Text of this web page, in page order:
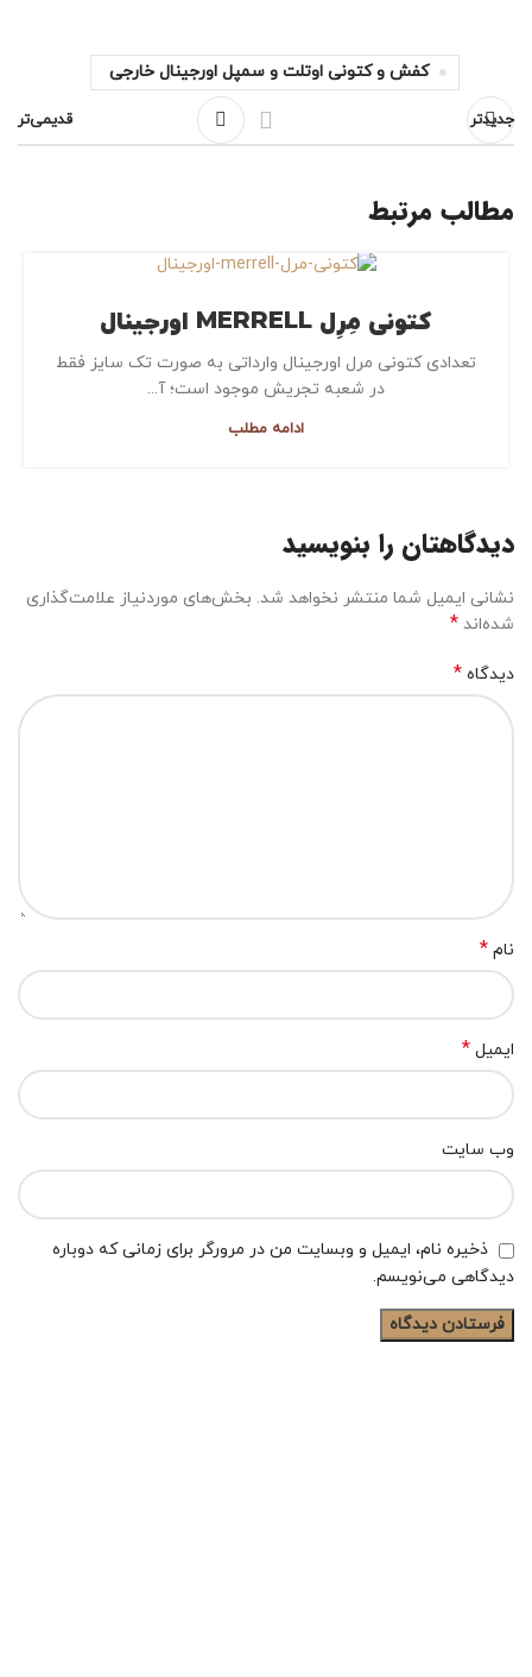
کفش و کتونی اوتلت و سمپل اورجینال خارجی
جدیدتر قدیمی‌تر
مطالب مرتبط
کتونی مِرِل MERRELL اورجینال
تعدادی کتونی مرل اورجینال وارداتی به صورت تک سایز فقط
در شعبه تجریش موجود است؛ آ...
ادامه مطلب
دیدگاهتان را بنویسید
نشانی ایمیل شما منتشر نخواهد شد. بخش‌های موردنیاز علامت‌گذاری
شده‌اند *
دیدگاه *
نام *
ایمیل *
وب‌ سایت
ذخیره نام، ایمیل و وبسایت من در مرورگر برای زمانی که دوباره
دیدگاهی می‌نویسم.